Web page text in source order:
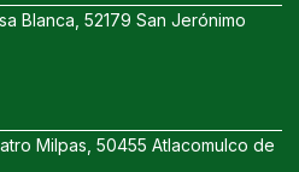
Blanca, 52179 San Jerónimo
Milpas, 50455 Atlacomulco de